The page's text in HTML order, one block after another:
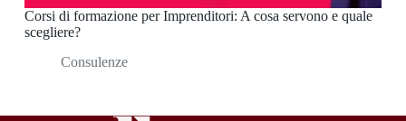
Corsi di formazione per Imprenditori: A cosa servono e quale
scegliere?
Consulenze